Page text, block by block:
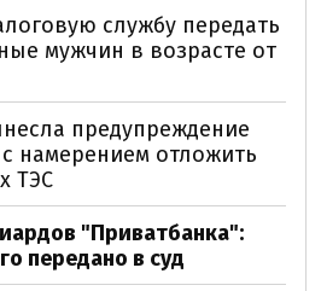
службу передать
мужчин в возрасте от
предупреждение
намерением отложить
ТЭС
"Приватбанка":
передано в суд